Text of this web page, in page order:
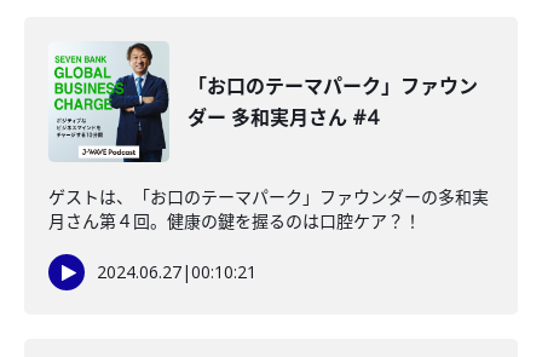
「お口のテーマパーク」ファウン
ダー 多和実月さん #4
ゲストは、「お口のテーマパーク」ファウンダーの多和実
月さん第４回。健康の鍵を握るのは口腔ケア？！
2024.06.27|00:10:21